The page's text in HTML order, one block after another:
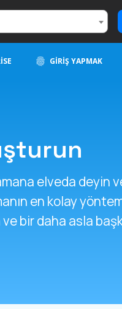
GIRIŞ YAPMAK
elveda deyin
en kolay
bir daha asla